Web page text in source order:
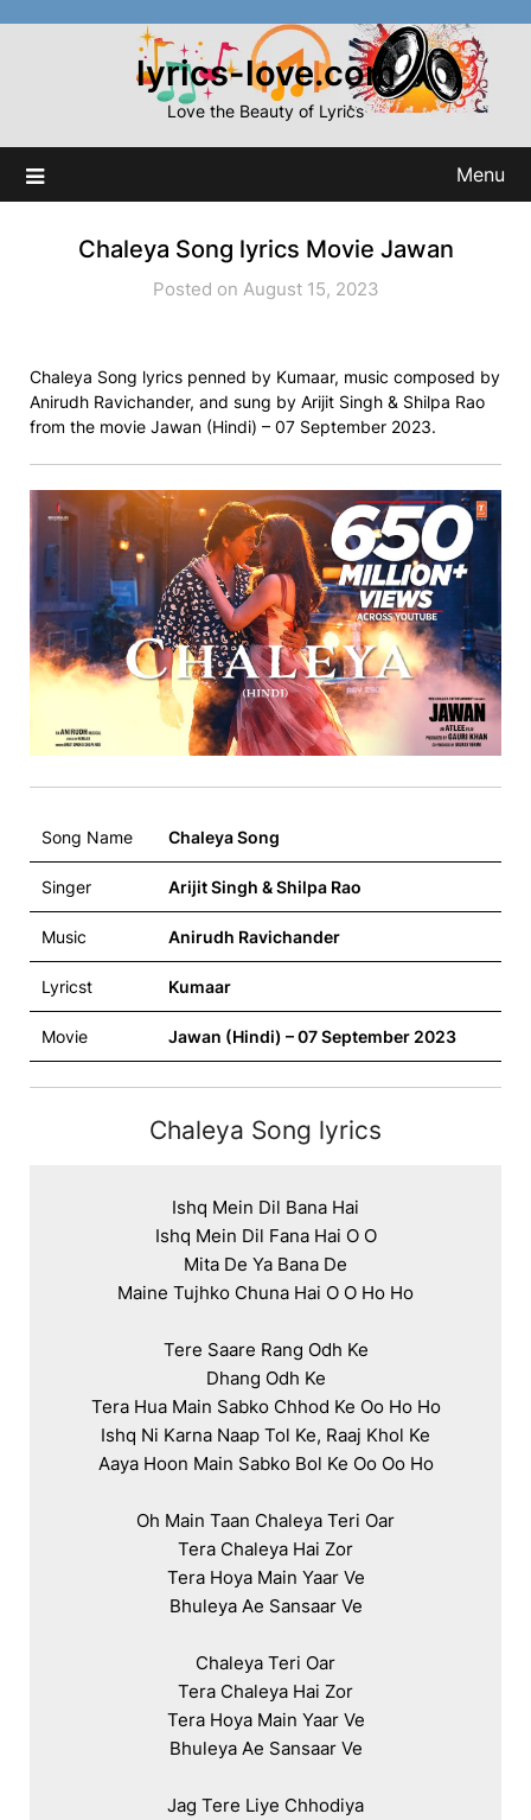
lyrics-love.com
Love the Beauty of Lyrics
Menu
Chaleya Song lyrics Movie Jawan
Posted on August 15, 2023
Chaleya Song lyrics penned by Kumaar, music composed by
Anirudh Ravichander, and sung by Arijit Singh & Shilpa Rao
from the movie Jawan (Hindi) – 07 September 2023.
Song Name Chaleya Song
Singer Arijit Singh & Shilpa Rao
Music Anirudh Ravichander
Lyricst Kumaar
Movie Jawan (Hindi) – 07 September 2023
Chaleya Song lyrics
Ishq Mein Dil Bana Hai
Ishq Mein Dil Fana Hai O O
Mita De Ya Bana De
Maine Tujhko Chuna Hai O O Ho Ho
Tere Saare Rang Odh Ke
Dhang Odh Ke
Tera Hua Main Sabko Chhod Ke Oo Ho Ho
Ishq Ni Karna Naap Tol Ke, Raaj Khol Ke
Aaya Hoon Main Sabko Bol Ke Oo Oo Ho
Oh Main Taan Chaleya Teri Oar
Tera Chaleya Hai Zor
Tera Hoya Main Yaar Ve
Bhuleya Ae Sansaar Ve
Chaleya Teri Oar
Tera Chaleya Hai Zor
Tera Hoya Main Yaar Ve
Bhuleya Ae Sansaar Ve
Jag Tere Liye Chhodiya